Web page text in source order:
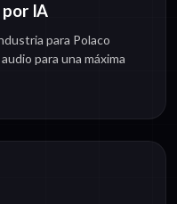
por IA
para Polaco
para una máxima